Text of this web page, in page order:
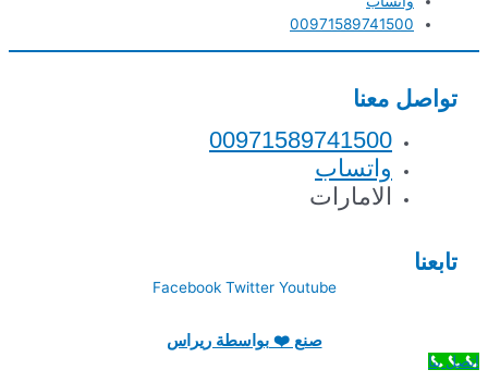
00971589741500
تواصل معنا
00971589741500
واتساب
الامارات
تابعنا
Facebook Twitter Youtube
صنع ❤️ بواسطة ريراس
اتصل بنا